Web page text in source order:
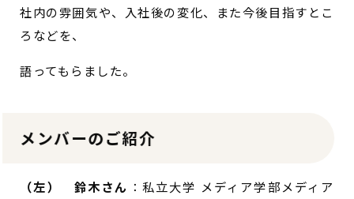
社内の雰囲気や、
入社後の変化、また今後目指すとこ
ろなどを、
語ってもらました。
メンバーのご紹介
（左） 鈴木さん ：私立大学 メディア学部メディア